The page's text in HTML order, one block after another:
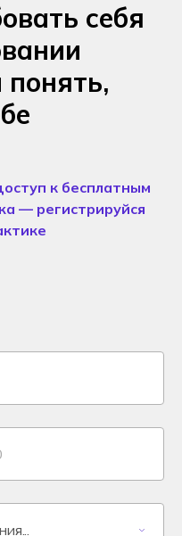
себя
понять,
к бесплатным
— регистрируйся